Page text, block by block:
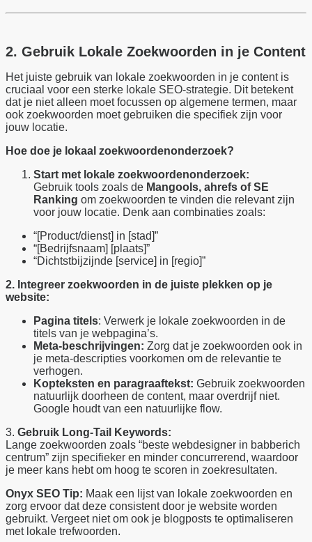
2. Gebruik Lokale Zoekwoorden in je Content
Het juiste gebruik van lokale zoekwoorden in je content is
cruciaal voor een sterke lokale SEO-strategie. Dit betekent
dat je niet alleen moet focussen op algemene termen, maar
ook zoekwoorden moet gebruiken die specifiek zijn voor
jouw locatie.
Hoe doe je lokaal zoekwoordenonderzoek?
Start met lokale zoekwoordenonderzoek:
Gebruik tools zoals de Mangools, ahrefs of SE
Ranking om zoekwoorden te vinden die relevant zijn
voor jouw locatie. Denk aan combinaties zoals:
“[Product/dienst] in [stad]”
“[Bedrijfsnaam] [plaats]”
“Dichtstbijzijnde [service] in [regio]”
2. Integreer zoekwoorden in de juiste plekken op je
website:
Pagina titels: Verwerk je lokale zoekwoorden in de
titels van je webpagina’s.
Meta-beschrijvingen: Zorg dat je zoekwoorden ook in
je meta-descripties voorkomen om de relevantie te
verhogen.
Kopteksten en paragraaftekst: Gebruik zoekwoorden
natuurlijk doorheen de content, maar overdrijf niet.
Google houdt van een natuurlijke flow.
3. Gebruik Long-Tail Keywords:
Lange zoekwoorden zoals “beste webdesigner in babberich
centrum” zijn specifieker en minder concurrerend, waardoor
je meer kans hebt om hoog te scoren in zoekresultaten.
Onyx SEO Tip: Maak een lijst van lokale zoekwoorden en
zorg ervoor dat deze consistent door je website worden
gebruikt. Vergeet niet om ook je blogposts te optimaliseren
met lokale trefwoorden.